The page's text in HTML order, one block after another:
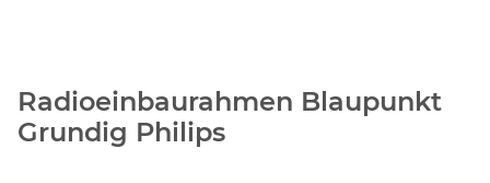
Radioeinbaurahmen Blaupunkt
Grundig Philips